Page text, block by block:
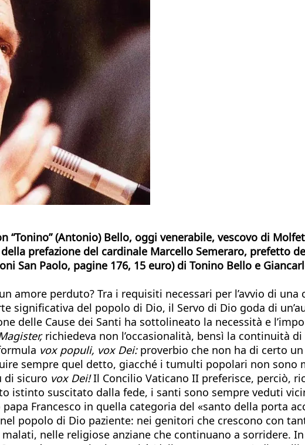
(Antonio) Bello, oggi venerabile, vescovo di
prefazione del cardinale Marcello Semeraro, prefetto
San Paolo, pagine 176, 15 euro) di Tonino Bello e
amore perduto? Tra i requisiti necessari per l’avvio di una
significativa del popolo di Dio, il Servo di Dio goda di
delle Cause dei Santi ha sottolineato la necessità e
richiedeva non l’occasionalità, bensì la continuità
vox populi, vox Dei:proverbio che non ha di certo
sempre quel detto, giacché i tumulti popolari non sono
di sicuro vox Dei!Il Concilio Vaticano II preferisce, perciò,
istinto suscitato dalla fede, i santi sono sempre veduti
Francesco in quella categoria del «santo della porta
popolo di Dio paziente: nei genitori che crescono con
nelle religiose anziane che continuano a sorridere.